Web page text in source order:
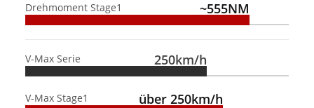
Drehmoment Stage1 ~555NM
V-Max Serie 250km/h
V-Max Stage1 über 250km/h